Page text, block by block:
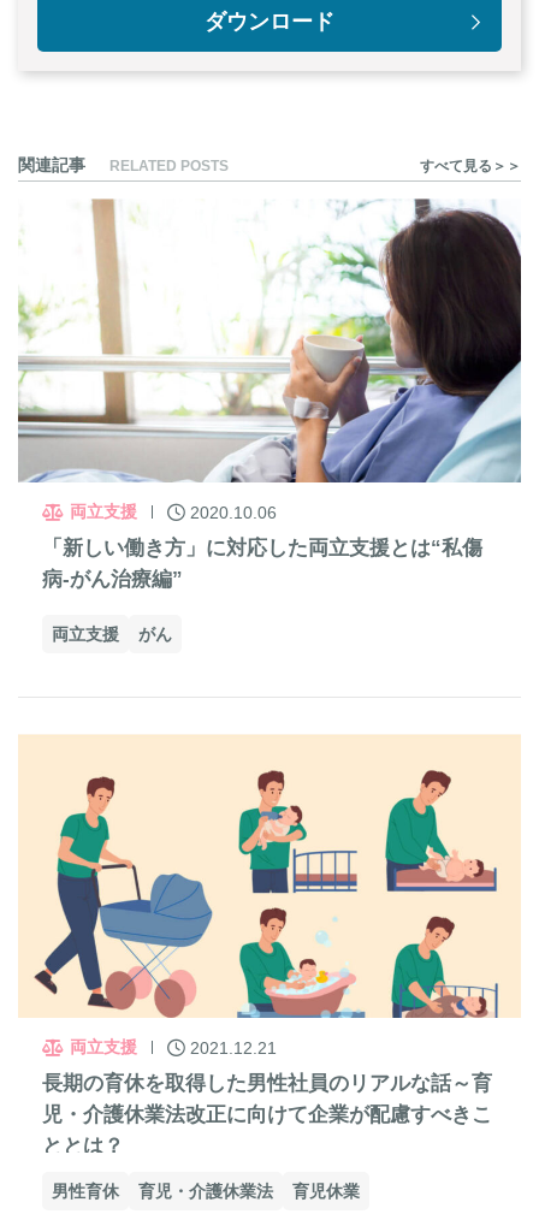
ダウンロード
関連記事 RELATED POSTS すべて見る＞＞
両立支援 2020.10.06
「新しい働き方」に対応した両立支援とは“私傷
病-がん治療編”
両立支援 がん
両立支援 2021.12.21
長期の育休を取得した男性社員のリアルな話～育
児・介護休業法改正に向けて企業が配慮すべきこ
ととは？
男性育休 育児・介護休業法 育児休業